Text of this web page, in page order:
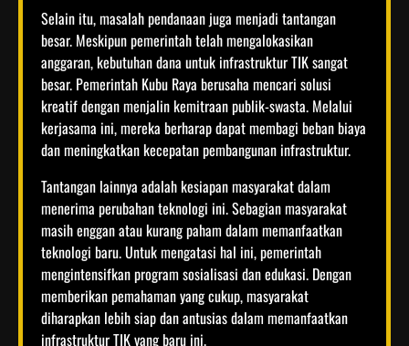
Selain itu, masalah pendanaan juga menjadi tantangan
besar. Meskipun pemerintah telah mengalokasikan
anggaran, kebutuhan dana untuk infrastruktur TIK sangat
besar. Pemerintah Kubu Raya berusaha mencari solusi
kreatif dengan menjalin kemitraan publik-swasta. Melalui
kerjasama ini, mereka berharap dapat membagi beban biaya
dan meningkatkan kecepatan pembangunan infrastruktur.
Tantangan lainnya adalah kesiapan masyarakat dalam
menerima perubahan teknologi ini. Sebagian masyarakat
masih enggan atau kurang paham dalam memanfaatkan
teknologi baru. Untuk mengatasi hal ini, pemerintah
mengintensifkan program sosialisasi dan edukasi. Dengan
memberikan pemahaman yang cukup, masyarakat
diharapkan lebih siap dan antusias dalam memanfaatkan
infrastruktur TIK yang baru ini.